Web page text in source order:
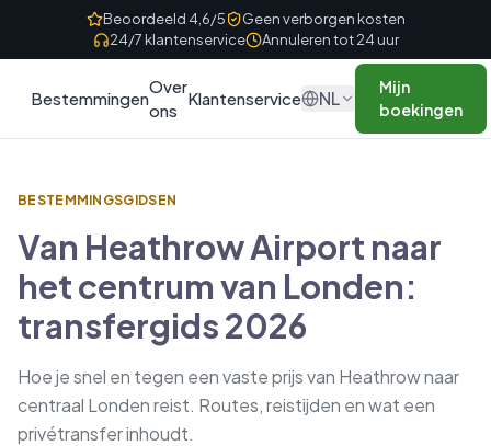
Skip to contentBeoordeeld 4,6/5
Geen verborgen kosten
24/7 klantenservice
Annuleren tot 24 uur
Bestemmingen
Over
ons
Klantenservice NL
Mijn
boekingen
BESTEMMINGSGIDSEN
Van Heathrow Airport naar
het centrum van Londen:
transfergids 2026
Hoe je snel en tegen een vaste prijs van Heathrow naar
centraal Londen reist. Routes, reistijden en wat een
privétransfer inhoudt.